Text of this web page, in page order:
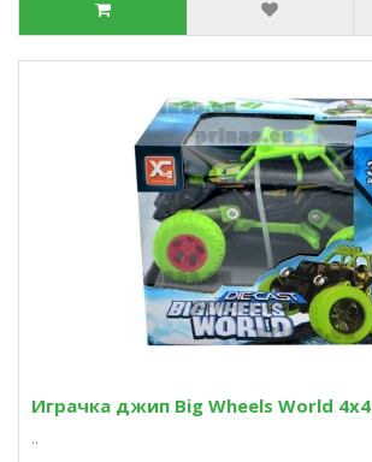
Играчка джип Big Wheels World 4x4
..